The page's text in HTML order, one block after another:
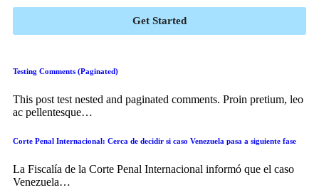
Get Started
Testing Comments (Paginated)
This post test nested and paginated comments. Proin pretium, leo
ac pellentesque…
Corte Penal Internacional: Cerca de decidir si caso Venezuela pasa a siguiente fase
La Fiscalía de la Corte Penal Internacional informó que el caso
Venezuela…